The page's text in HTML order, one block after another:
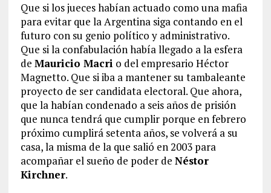
Que si los jueces habían actuado como una mafia
para evitar que la Argentina siga contando en el
futuro con su genio político y administrativo.
Que si la confabulación había llegado a la esfera
de Mauricio Macri o del empresario Héctor
Magnetto. Que si iba a mantener su tambaleante
proyecto de ser candidata electoral. Que ahora,
que la habían condenado a seis años de prisión
que nunca tendrá que cumplir porque en febrero
próximo cumplirá setenta años, se volverá a su
casa, la misma de la que salió en 2003 para
acompañar el sueño de poder de Néstor
Kirchner.